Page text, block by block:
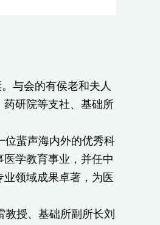
与会的有侯老和夫人
研院等支社、基础所
蜚声海内外的优秀科
学教育事业，并任中
领域成果卓著，为医
授、基础所副所长刘